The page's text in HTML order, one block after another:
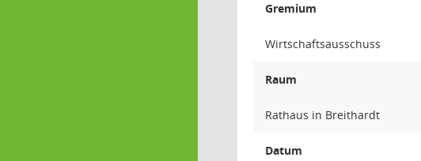
Gremium
Wirtschaftsausschuss
Raum
Rathaus in Breithardt
Datum